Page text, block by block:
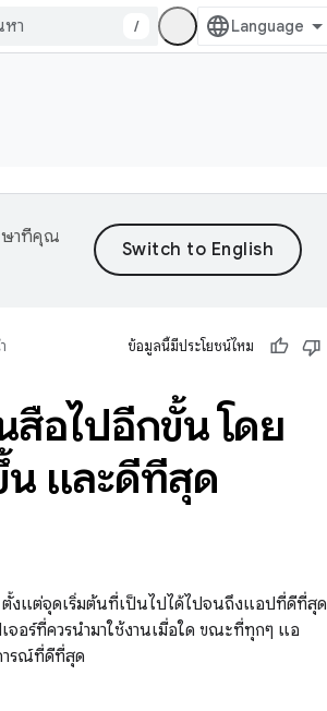
/
ษาที่คุณ
ข้อมูลนี้มีประโยชน์ไหม
สื่อไปอีกขั้น โดย
และดีที่สุด
งแต่จุดเริ่มต้นที่เป็นไปได้ไปจนถึงแอปที่ดีที่สุด
ร์ที่ควรนำมาใช้งานเมื่อใด ขณะที่ทุกๆ แอ
ารณ์ที่ดีที่สุด